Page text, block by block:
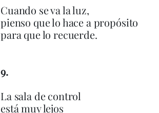
Cuando se va la luz,
pienso que lo hace a propósito
para que lo recuerde.
9.
La sala de control
está muy lejos